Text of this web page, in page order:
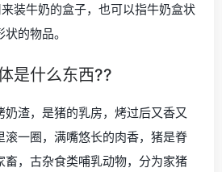
装牛奶的盒子，也可以指牛奶盒状
的物品。
是什么东西??
渣，是猪的乳房，烤过后又香又
滚一圈，满嘴悠长的肉香，猪是脊
畜，古杂食类哺乳动物，分为家猪